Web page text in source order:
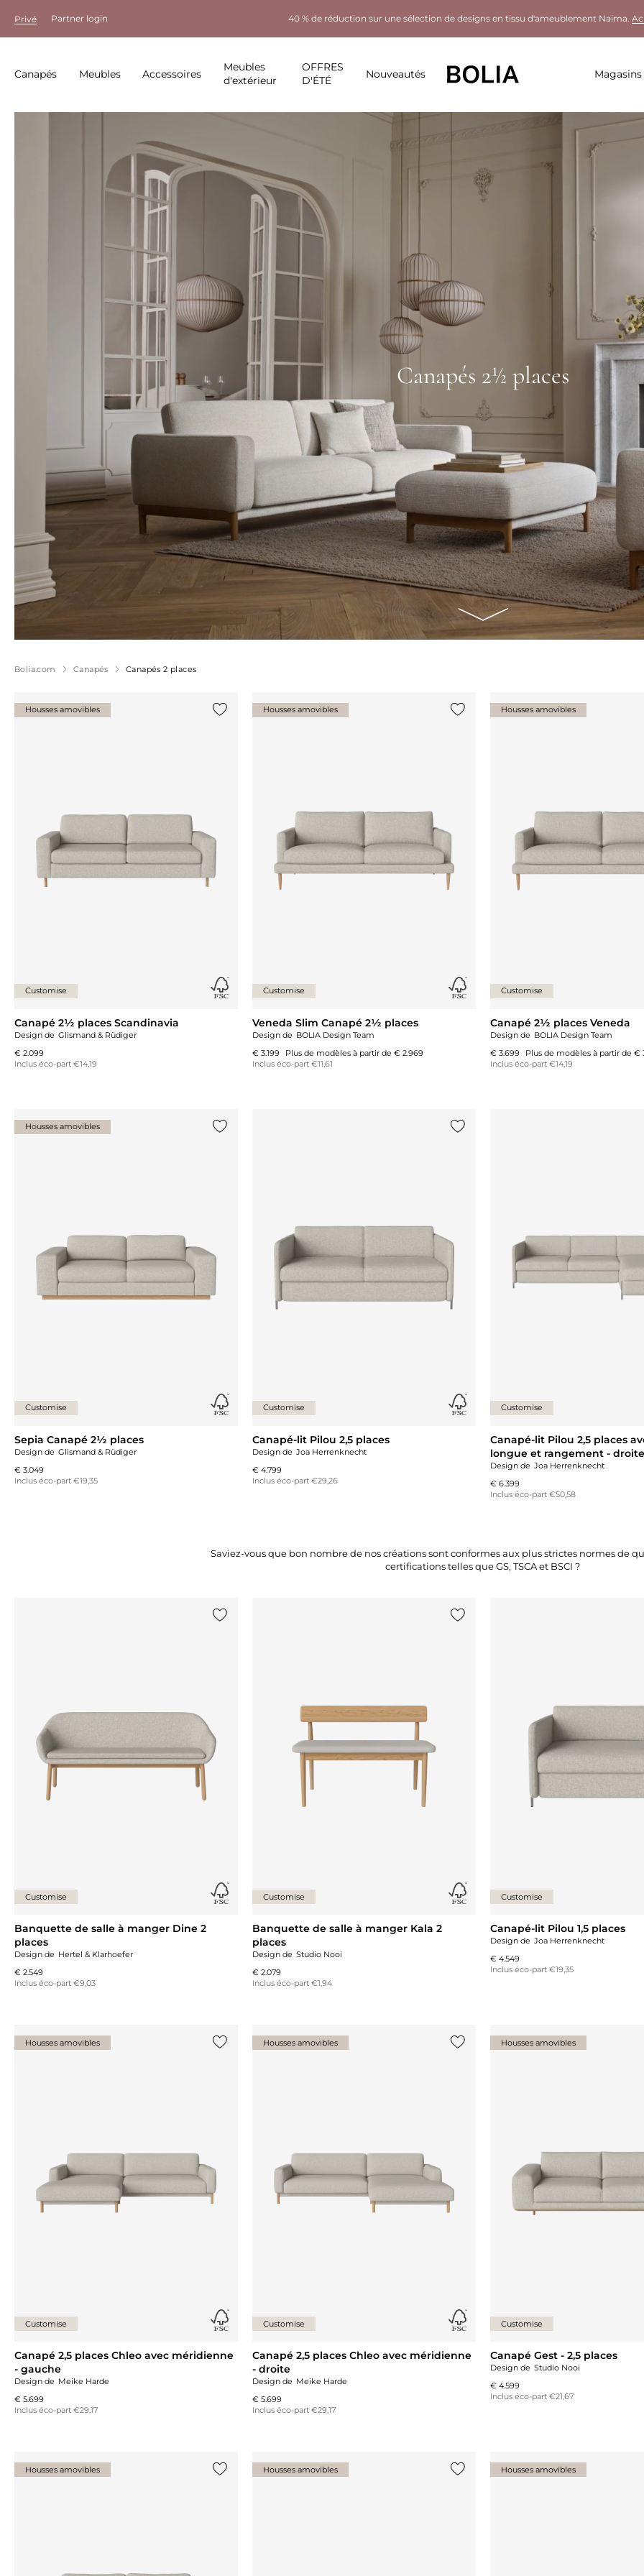
Privé Partner login 40 % de réduction sur une sélection de designs en tissu d'ameublement Naima.
Canapés Meubles Accessoires
Meubles
d'extérieur
OFFRES
D'ÉTÉ
Nouveautés Magasins
Canapés 2½ places
Bolia.com Canapés Canapés 2 places
Housses amovibles
Customise
Canapé 2½ places Scandinavia
Design de Glismand & Rüdiger
€ 2.099
Inclus éco-part €14,19
Housses amovibles
Customise
Veneda Slim Canapé 2½ places
Design de BOLIA Design Team
€ 3.199
Plus de modèles à partir de € 2.969
Inclus éco-part €11,61
Housses amovibles
Customise
Canapé 2½ places Veneda
Design de BOLIA Design Team
€ 3.699
Plus de modèles à partir de €
Inclus éco-part €14,19
Housses amovibles
Customise
Sepia Canapé 2½ places
Design de Glismand & Rüdiger
€ 3.049
Inclus éco-part €19,35
Customise
Canapé-lit Pilou 2,5 places
Design de Joa Herrenknecht
€ 4.799
Inclus éco-part €29,26
Customise
Canapé-lit Pilou 2,5 places
longue et rangement - droite
Design de Joa Herrenknecht
€ 6.399
Inclus éco-part €50,58
Saviez-vous que bon nombre de nos créations sont conformes aux plus strictes normes de
certifications telles que GS, TSCA et BSCI ?
Customise
Banquette de salle à manger Dine 2
places
Design de Hertel & Klarhoefer
€ 2.549
Inclus éco-part €9,03
Customise
Banquette de salle à manger Kala 2
places
Design de Studio Nooi
€ 2.079
Inclus éco-part €1,94
Customise
Canapé-lit Pilou 1,5 places
Design de Joa Herrenknecht
€ 4.549
Inclus éco-part €19,35
Housses amovibles
Customise
Canapé 2,5 places Chleo avec méridienne
- gauche
Design de Meike Harde
€ 5.699
Inclus éco-part €29,17
Housses amovibles
Customise
Canapé 2,5 places Chleo avec méridienne
- droite
Design de Meike Harde
€ 5.699
Inclus éco-part €29,17
Housses amovibles
Customise
Canapé Gest - 2,5 places
Design de Studio Nooi
€ 4.599
Inclus éco-part €21,67
Housses amovibles Housses amovibles Housses amovibles